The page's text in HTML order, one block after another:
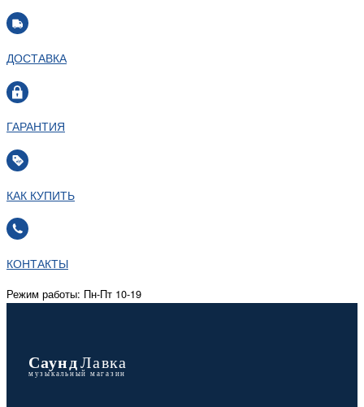
ДОСТАВКА
ГАРАНТИЯ
КАК КУПИТЬ
КОНТАКТЫ
Режим работы: Пн-Пт 10-19